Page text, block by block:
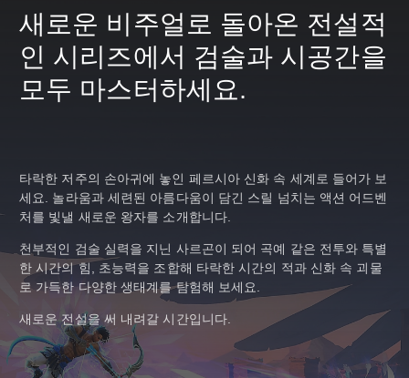
새로운 비주얼로 돌아온 전설적
인 시리즈에서 검술과 시공간을
모두 마스터하세요.
타락한 저주의 손아귀에 놓인 페르시아 신화 속 세계로 들어가 보
세요. 놀라움과 세련된 아름다움이 담긴 스릴 넘치는 액션 어드벤
처를 빛낼 새로운 왕자를 소개합니다.
천부적인 검술 실력을 지닌 사르곤이 되어 곡예 같은 전투와 특별
한 시간의 힘, 초능력을 조합해 타락한 시간의 적과 신화 속 괴물
로 가득한 다양한 생태계를 탐험해 보세요.
새로운 전설을 써 내려갈 시간입니다.